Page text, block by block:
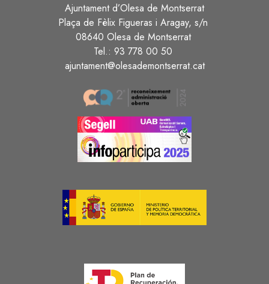
Ajuntament d’Olesa de Montserrat
Plaça de Fèlix Figueras i Aragay, s/n
08640 Olesa de Montserrat
Tel.: 93 778 00 50
ajuntament@olesademontserrat.cat
Image
Image